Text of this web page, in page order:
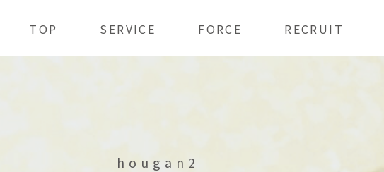
TOP SERVICE FORCE RECRUIT
hougan2